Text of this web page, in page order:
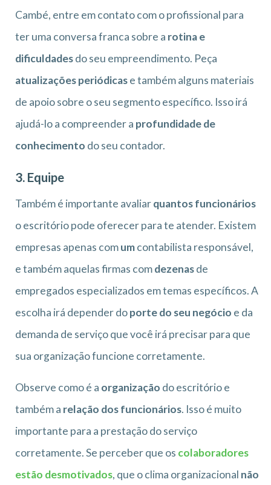
Cambé, entre em contato com o profissional para
ter uma conversa franca sobre a rotina e
dificuldadesdo seu empreendimento. Peça
atualizações periódicase também alguns materiais
de apoio sobre o seu segmento específico. Isso irá
ajudá-lo a compreender a profundidade de
conhecimento do seu contador.
3. Equipe
Também é importante avaliarquantos funcionários
o escritório pode oferecer para te atender. Existem
empresas apenas comumcontabilista responsável,
e também aquelas firmas comdezenasde
empregados especializados em temas específicos. A
escolha irá depender doporte do seu negócio e da
demanda de serviço que você irá precisar para que
sua organização funcione corretamente.
Observe como é a organização do escritório e
também a relação dos funcionários. Isso é muito
importante para a prestação do serviço
corretamente. Se perceber que os colaboradores
estão desmotivados, que o clima organizacional não